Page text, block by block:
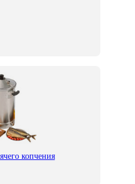
копчения